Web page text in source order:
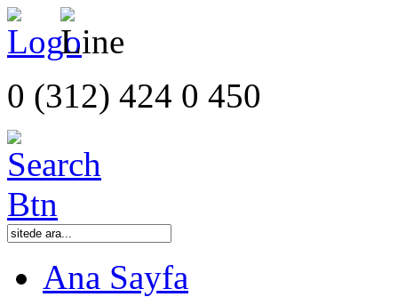
0 (312) 424 0 450
Ana Sayfa